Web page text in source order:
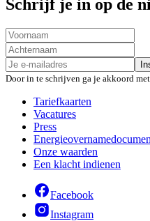
Schrijf je in op de
Door in te schrijven ga je akkoord
Tariefkaarten
Vacatures
Press
Onze waarden
Een klacht indienen
Facebook
Instagram